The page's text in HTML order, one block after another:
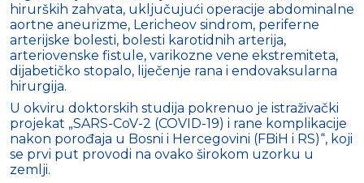
hirurških zahvata, uključujući operacije abdominalne
aortne aneurizme, Lericheov sindrom, periferne
arterijske bolesti, bolesti karotidnih arterija,
arteriovenske fistule, varikozne vene ekstremiteta,
dijabetičko stopalo, liječenje rana i endovaksularna
hirurgija.
U okviru doktorskih studija pokrenuo je istraživački
projekat „SARS-CoV-2 (COVID-19) i rane komplikacije
nakon porođaja u Bosni i Hercegovini (FBiH i RS)“, koji
se prvi put provodi na ovako širokom uzorku u
zemlji.